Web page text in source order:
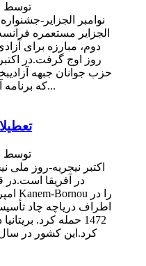
توسط
الجزایر مستعمره
دوم، مبارزه برای
حزب جوانان جبهه
که برنامه آن برای تلاش برای ملی...
توسط
در آفریقا است.در
اطراف دریاچه چاد